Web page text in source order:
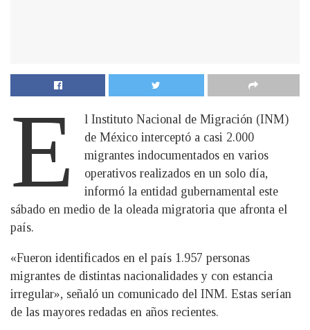
E
l Instituto Nacional de Migración (INM)
de México interceptó a casi 2.000
migrantes indocumentados en varios
operativos realizados en un solo día,
informó la entidad gubernamental este
sábado en medio de la oleada migratoria que afronta el
país.
«Fueron identificados en el país 1.957 personas
migrantes de distintas nacionalidades y con estancia
irregular», señaló un comunicado del INM. Estas serían
de las mayores redadas en años recientes.